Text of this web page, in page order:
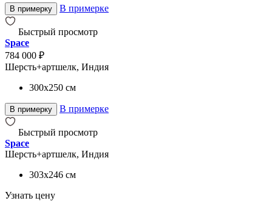
В примерку В примерке
Быстрый просмотр
Space
784 000 ₽
Шерсть+артшелк, Индия
300x250 см
В примерку В примерке
Быстрый просмотр
Space
Шерсть+артшелк, Индия
303x246 см
Узнать цену